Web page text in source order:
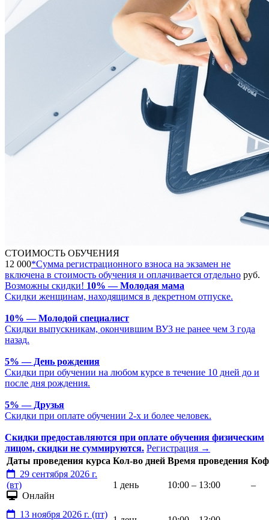
СТОИМОСТЬ ОБУЧЕНИЯ
12 000*Сумма регистрационного взноса на экзамен не
включена в стоимость обучения и оплачивается отдельно руб.
Возможны скидки! 10% — Молодая мама
Скидки женщинам, находящимся в декретном отпуске.
10% — Молодой специалист
Скидки выпускникам, окончившим ВУЗ не ранее чем 3 года
назад.
5% — День рождения
Скидки при обучении на любом курсе в течение 10 дней до и
после дня рождения.
5% — Друзья
Скидки при оплате обучении 2-х и более человек.
Скидки предоставляются при оплате обучения физическим
лицом, скидки не суммируются. Регистрация →
Даты проведения курса Кол-во дней Время проведения
29 сентября 2026 г.
(вт)
Онлайн
1 день 10:00 – 13:00 –
13 ноября 2026 г. (пт)